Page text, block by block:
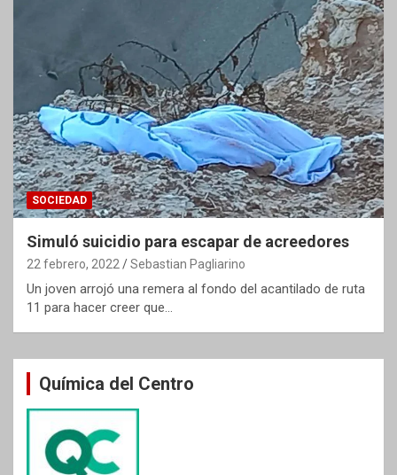
SOCIEDAD
Simuló suicidio para escapar de acreedores
22 febrero, 2022 Sebastian Pagliarino
Un joven arrojó una remera al fondo del acantilado de ruta
11 para hacer creer que…
Química del Centro